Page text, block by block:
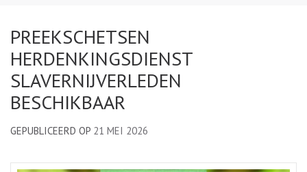
PREEKSCHETSEN
HERDENKINGSDIENST
SLAVERNIJVERLEDEN
BESCHIKBAAR
GEPUBLICEERD OP 21 MEI 2026